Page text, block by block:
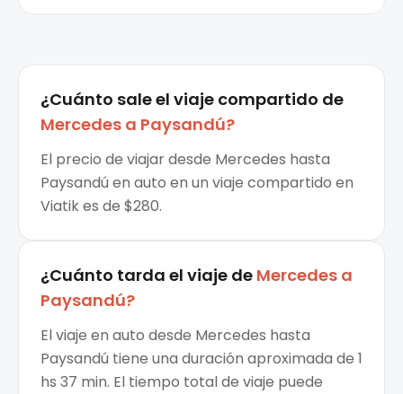
¿Cuánto sale el viaje compartido de
Mercedes a Paysandú?
El precio de viajar desde Mercedes hasta
Paysandú en auto en un viaje compartido en
Viatik es de $280.
¿Cuánto tarda el viaje de Mercedes a
Paysandú?
El viaje en auto desde Mercedes hasta
Paysandú tiene una duración aproximada de 1
hs 37 min. El tiempo total de viaje puede